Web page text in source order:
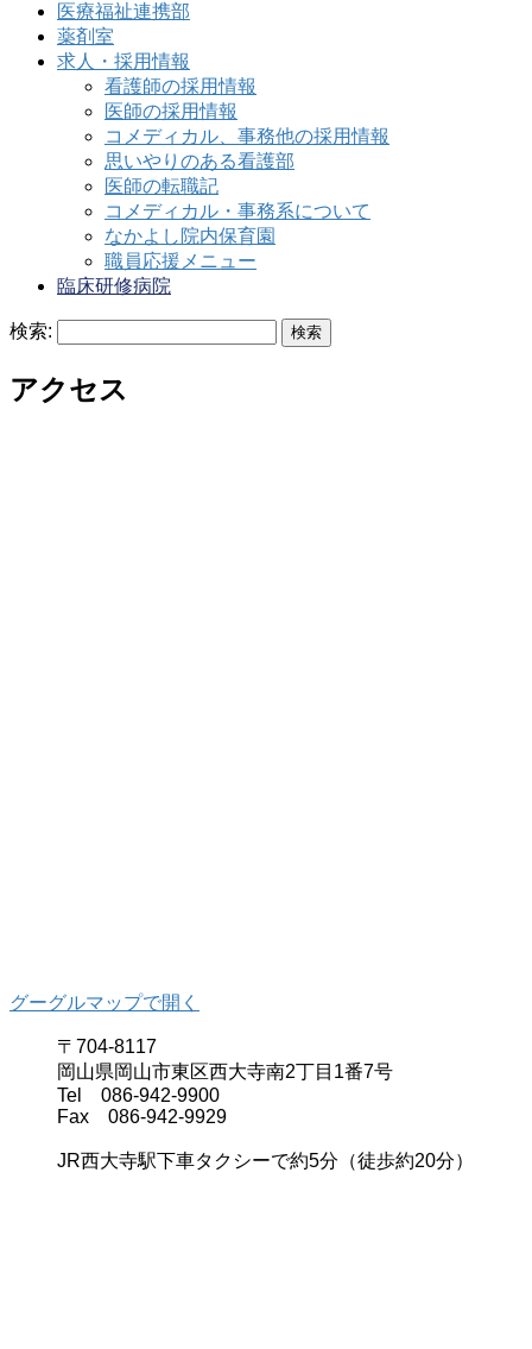
医療福祉連携部
薬剤室
求人・採用情報
看護師の採用情報
医師の採用情報
コメディカル、事務他の採用情報
思いやりのある看護部
医師の転職記
コメディカル・事務系について
なかよし院内保育園
職員応援メニュー
臨床研修病院
検索:
アクセス
グーグルマップで開く
〒704-8117
岡山県岡山市東区西大寺南2丁目1番7号
Tel 086-942-9900
Fax 086-942-9929
JR西大寺駅下車タクシーで約5分（徒歩約20分）